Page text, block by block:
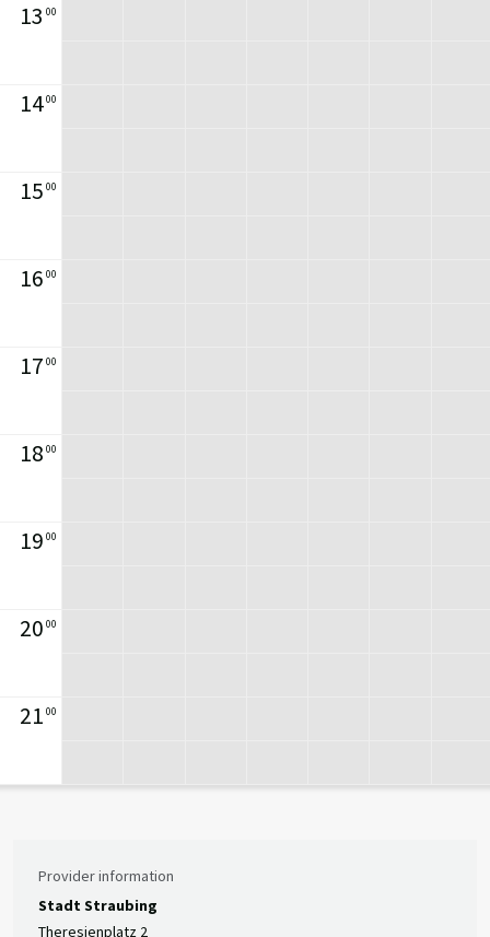
13 00
1400
15 00
16 00
17 00
18 00
19 00
20 00
21 00
Provider information
Stadt Straubing
Theresienplatz 2